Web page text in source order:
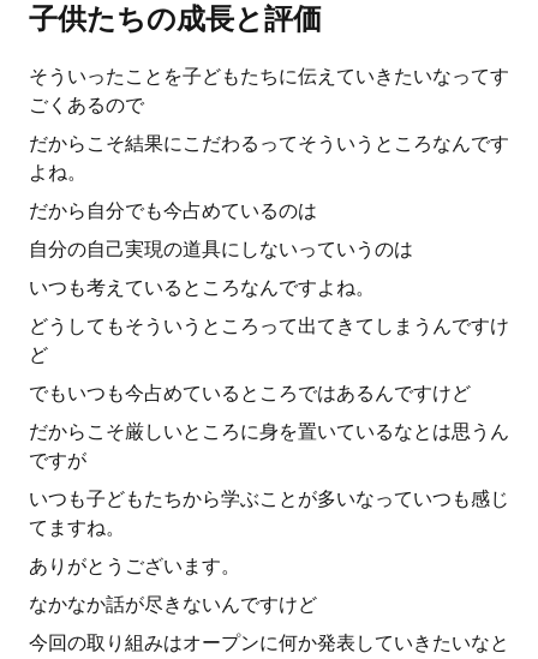
子供たちの成長と評価
そういったことを子どもたちに伝えていきたいなってす
ごくあるので
だからこそ結果にこだわるってそういうところなんです
よね。
だから自分でも今占めているのは
自分の自己実現の道具にしないっていうのは
いつも考えているところなんですよね。
どうしてもそういうところって出てきてしまうんですけ
ど
でもいつも今占めているところではあるんですけど
だからこそ厳しいところに身を置いているなとは思うん
ですが
いつも子どもたちから学ぶことが多いなっていつも感じ
てますね。
ありがとうございます。
なかなか話が尽きないんですけど
今回の取り組みはオープンに何か発表していきたいなと